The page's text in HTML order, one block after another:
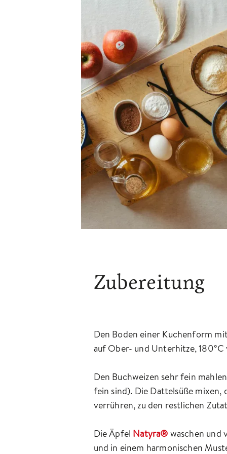
Zubereitung
Den Boden einer Kuchenform
auf Ober- und Unterhitze, 180°C
Den Buchweizen sehr fein
fein sind). Die Dattelsüße mixen,
verrühren, zu den restlichen
Die Äpfel Natyra® waschen und
und in einem harmonischen